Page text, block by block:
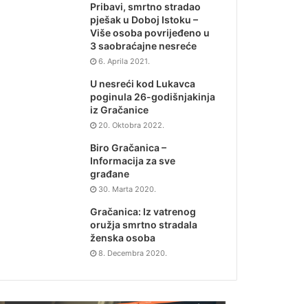
Pribavi, smrtno stradao
pješak u Doboj Istoku –
Više osoba povrijeđeno u
3 saobraćajne nesreće
6. Aprila 2021.
U nesreći kod Lukavca
poginula 26-godišnjakinja
iz Gračanice
20. Oktobra 2022.
Biro Gračanica –
Informacija za sve
građane
30. Marta 2020.
Gračanica: Iz vatrenog
oružja smrtno stradala
ženska osoba
8. Decembra 2020.